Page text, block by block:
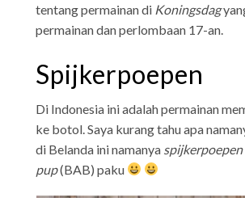
tentang permainan di Koningsdag
permainan dan perlombaan 17-an.
Spijkerpoepen
Di Indonesia ini adalah permainan
ke botol. Saya kurang tahu apa
di Belanda ini namanya spijkerpoepen
pup(BAB) paku